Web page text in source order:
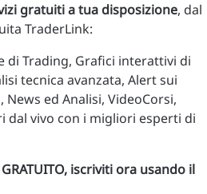
gratuiti a tua disposizione, dal
TraderLink:
di Trading, Grafici interattivi di
tecnica avanzata, Alert sui
ed Analisi, VideoCorsi,
dal vivo con i migliori esperti di
iscriviti ora usando il